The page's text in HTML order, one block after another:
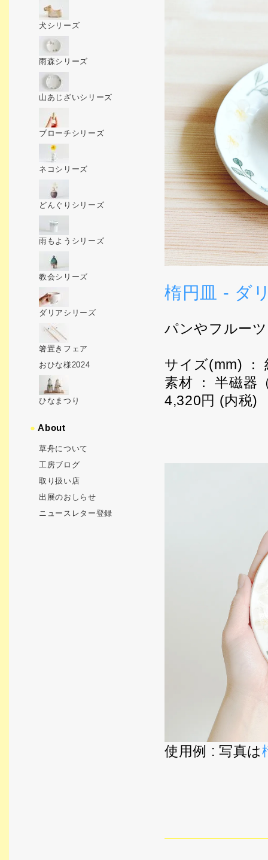
楕円皿 - ダ
パンやフルー
サイズ(mm) ：
素材 ： 半磁器
4,320円 (内税)
使用例 : 写真は
犬シリーズ
雨森シリーズ
山あじざいシリーズ
ブローチシリーズ
ネコシリーズ
どんぐりシリーズ
雨もようシリーズ
教会シリーズ
ダリアシリーズ
箸置きフェア
おひな様2024
ひなまつり
●About
草舟について
工房ブログ
取り扱い店
出展のおしらせ
ニュースレター登録